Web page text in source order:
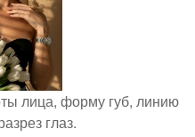
лица, форму губ, линию
глаз.